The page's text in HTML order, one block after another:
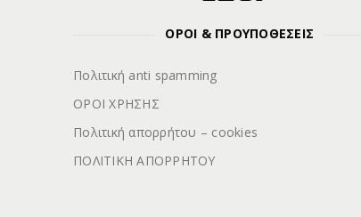
ΟΡΟΙ & ΠΡΟΥΠΟΘΕΣΕΙΣ
Πολιτική anti spamming
ΟΡΟΙ ΧΡΗΣΗΣ
Πολιτική απορρήτου – cookies
ΠΟΛΙΤΙΚΗ ΑΠΟΡΡΗΤΟΥ